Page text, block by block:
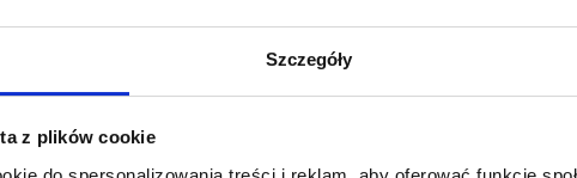
Szczegóły
z plików cookie